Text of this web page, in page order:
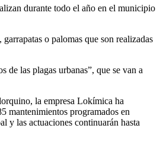
durante todo el año en el municipio
o palomas que son realizadas
de las plagas urbanas”, que se van a
la empresa Lokímica ha
mantenimientos programados en
y las actuaciones continuarán hasta